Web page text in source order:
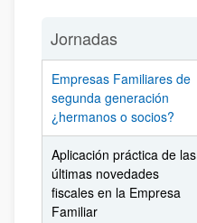
Jornadas
Empresas Familiares de
segunda generación
¿hermanos o socios?
Aplicación práctica de las
últimas novedades
fiscales en la Empresa
Familiar